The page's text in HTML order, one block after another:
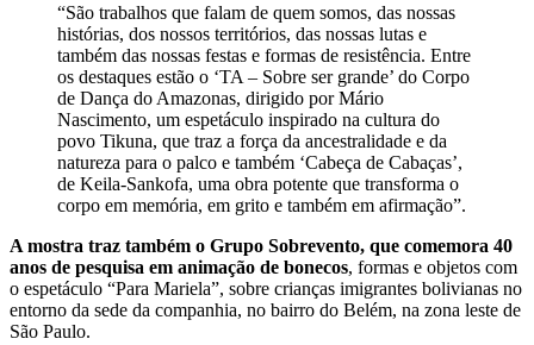
“São trabalhos que falam de quem somos, das nossas
histórias, dos nossos territórios, das nossas lutas e
também das nossas festas e formas de resistência. Entre
os destaques estão o ‘TA – Sobre ser grande’ do Corpo
de Dança do Amazonas, dirigido por Mário
Nascimento, um espetáculo inspirado na cultura do
povo Tikuna, que traz a força da ancestralidade e da
natureza para o palco e também ‘Cabeça de Cabaças’,
de Keila-Sankofa, uma obra potente que transforma o
corpo em memória, em grito e também em afirmação”.
A mostra traz também o Grupo Sobrevento, que comemora 40
anos de pesquisa em animação de bonecos, formas e objetos com
o espetáculo “Para Mariela”, sobre crianças imigrantes bolivianas no
entorno da sede da companhia, no bairro do Belém, na zona leste de
São Paulo.